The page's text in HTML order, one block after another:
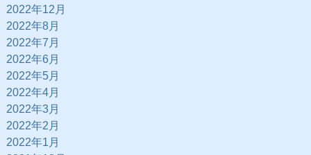
2022年12月
2022年8月
2022年7月
2022年6月
2022年5月
2022年4月
2022年3月
2022年2月
2022年1月